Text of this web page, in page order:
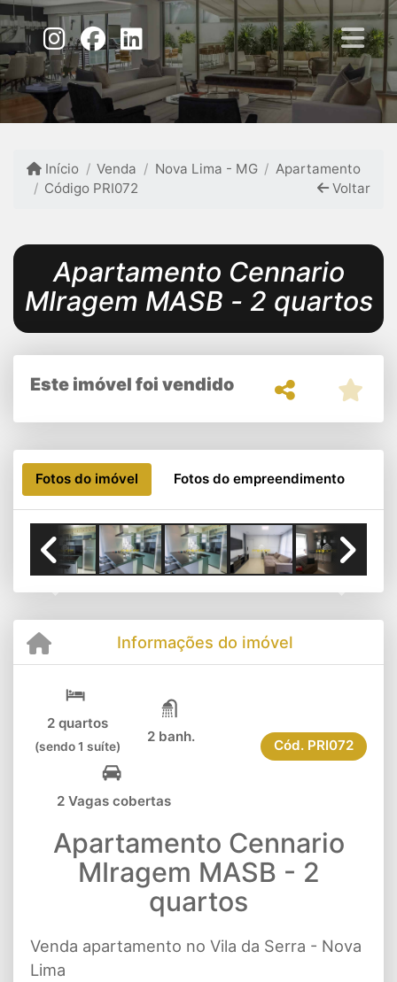
Início Venda Nova Lima - MG
Apartamento
Código PRI072
Voltar
Apartamento Cennario
MIragem MASB - 2 quartos
Este imóvel foi vendido
Fotos do imóvel Fotos do empreendimento
Informações do imóvel
2 quartos
(sendo 1 suíte)
2 banh.
2 Vagas cobertas
Cód. PRI072
Apartamento Cennario
MIragem MASB - 2
quartos
Venda apartamento no Vila da Serra - Nova
Lima